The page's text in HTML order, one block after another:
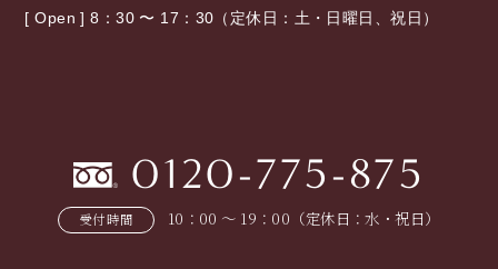
[ Open ] 8：30 〜 17：30（定休日：土・日曜日、祝日）
0120-775-875
受付時間 10：00 〜 19：00（定休日：水・祝日）